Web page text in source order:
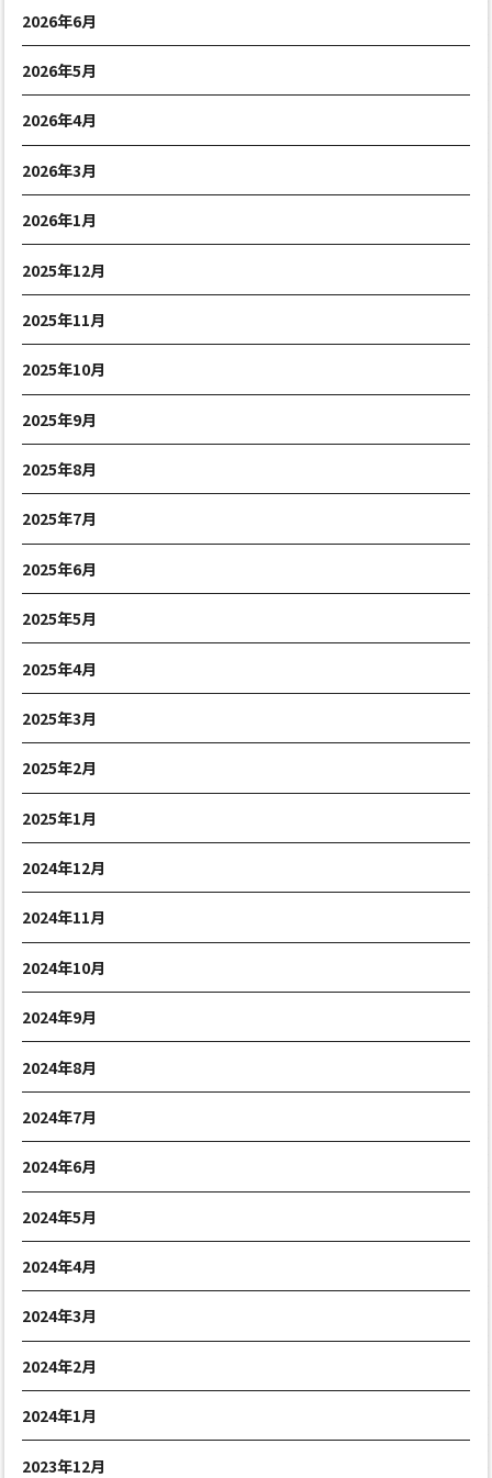
2026年6月
2026年5月
2026年4月
2026年3月
2026年1月
2025年12月
2025年11月
2025年10月
2025年9月
2025年8月
2025年7月
2025年6月
2025年5月
2025年4月
2025年3月
2025年2月
2025年1月
2024年12月
2024年11月
2024年10月
2024年9月
2024年8月
2024年7月
2024年6月
2024年5月
2024年4月
2024年3月
2024年2月
2024年1月
2023年12月